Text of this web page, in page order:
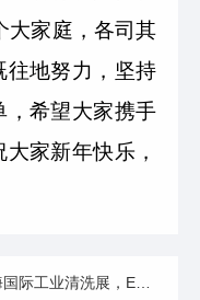
大家庭，各司其
往地努力，坚持
，希望大家携手
家新年快乐，
上一篇：国彪超声邀您共赴2026上海国际工业清洗展，E3-D10-1展位不见不散！